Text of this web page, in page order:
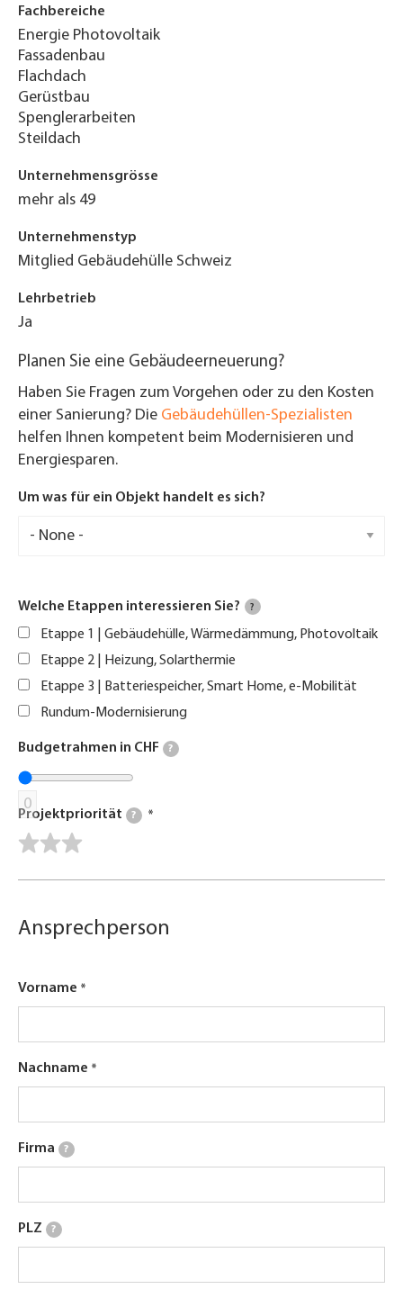
Fachbereiche
Energie Photovoltaik
Fassadenbau
Flachdach
Gerüstbau
Spenglerarbeiten
Steildach
Unternehmensgrösse
mehr als 49
Unternehmenstyp
Mitglied Gebäudehülle Schweiz
Lehrbetrieb
Ja
Planen Sie eine Gebäudeerneuerung?
Haben Sie Fragen zum Vorgehen oder zu den Kosten
einer Sanierung? Die Gebäudehüllen-Spezialisten
helfen Ihnen kompetent beim Modernisieren und
Energiesparen.
Um was für ein Objekt handelt es sich?
Welche Etappen interessieren Sie? ?
Etappe 1 | Gebäudehülle, Wärmedämmung, Photovoltaik
Etappe 2 | Heizung, Solarthermie
Etappe 3 | Batteriespeicher, Smart Home, e-Mobilität
Rundum-Modernisierung
Budgetrahmen in CHF ?
0
Projektpriorität ?
Ansprechperson
Vorname
Nachname
Firma ?
PLZ ?